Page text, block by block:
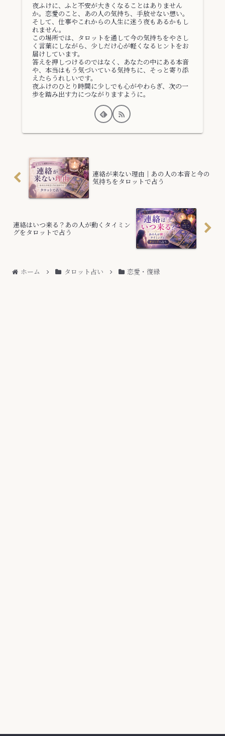
夜ふけに、ふと不安が大きくなることはありません
か。恋愛のこと、あの人の気持ち、手放せない想い。
そして、仕事やこれからの人生に迷う夜もあるかもし
れません。
この場所では、タロットを通して今の気持ちをやさし
く言葉にしながら、少しだけ心が軽くなるヒントをお
届けしています。
答えを押しつけるのではなく、あなたの中にある本音
や、本当はもう気づいている気持ちに、そっと寄り添
えたらうれしいです。
夜ふけのひとり時間に少しでも心がやわらぎ、次の一
歩を踏み出す力につながりますように。
連絡が来ない理由｜あの人の本音と今の
気持ちをタロットで占う
連絡はいつ来る？あの人が動くタイミン
グをタロットで占う
ホーム タロット占い 恋愛・復縁